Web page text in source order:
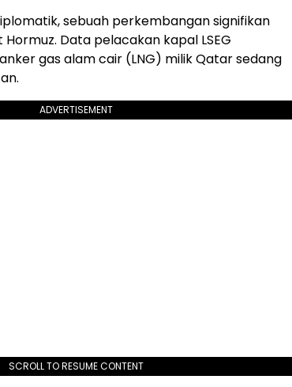
sebuah perkembangan signifikan
Data pelacakan kapal LSEG
gas alam cair (LNG) milik Qatar sedang
ADVERTISEMENT
SCROLL TO RESUME CONTENT